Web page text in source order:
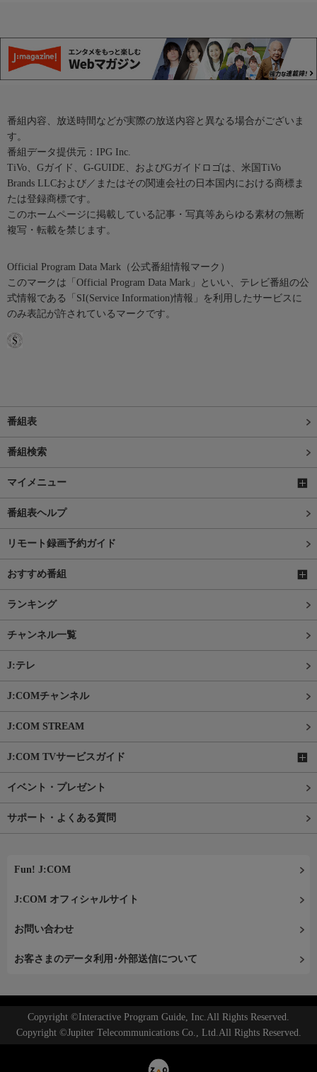
番組内容、放送時間などが実際の放送内容と異なる場合がございま
す。
番組データ提供元：IPG Inc.
TiVo、Gガイド、G-GUIDE、およびGガイドロゴは、米国TiVo
Brands LLCおよび／またはその関連会社の日本国内における商標ま
たは登録商標です。
このホームページに掲載している記事・写真等あらゆる素材の無断
複写・転載を禁じます。
Official Program Data Mark（公式番組情報マーク）
このマークは「Official Program Data Mark」といい、テレビ番組の公
式情報である「SI(Service Information)情報」を利用したサービスに
のみ表記が許されているマークです。
番組表
番組検索
マイメニュー
番組表ヘルプ
リモート録画予約ガイド
おすすめ番組
ランキング
チャンネル一覧
J:テレ
J:COMチャンネル
J:COM STREAM
J:COM TVサービスガイド
イベント・プレゼント
サポート・よくある質問
Fun! J:COM
J:COM オフィシャルサイト
お問い合わせ
お客さまのデータ利用･外部送信について
Copyright ©Interactive Program Guide, Inc.All Rights Reserved.
Copyright ©Jupiter Telecommunications Co., Ltd.All Rights Reserved.